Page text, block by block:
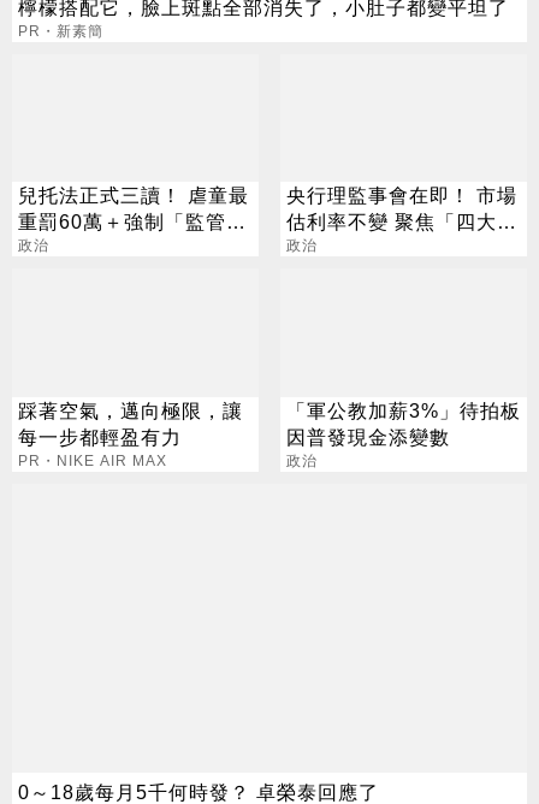
檸檬搭配它，臉上斑點全部消失了，小肚子都變平坦了
PR・新素簡
兒托法正式三讀！ 虐童最
重罰60萬＋強制「監管
雲」
政治
央行理監事會在即！ 市場
估利率不變 聚焦「四大議
題」
政治
踩著空氣，邁向極限，讓
每一步都輕盈有力
PR・NIKE AIR MAX
「軍公教加薪3%」待拍板
因普發現金添變數
政治
0～18歲每月5千何時發？ 卓榮泰回應了